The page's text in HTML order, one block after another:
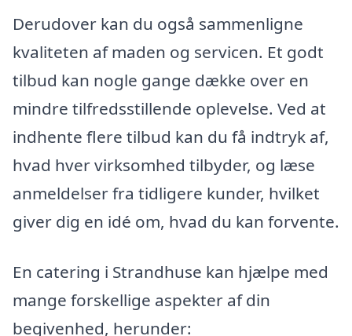
Derudover kan du også sammenligne
kvaliteten af maden og servicen. Et godt
tilbud kan nogle gange dække over en
mindre tilfredsstillende oplevelse. Ved at
indhente flere tilbud kan du få indtryk af,
hvad hver virksomhed tilbyder, og læse
anmeldelser fra tidligere kunder, hvilket
giver dig en idé om, hvad du kan forvente.
En catering i Strandhuse kan hjælpe med
mange forskellige aspekter af din
begivenhed, herunder: